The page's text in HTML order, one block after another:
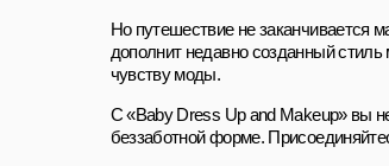
Но путешествие не заканчивается
дополнит недавно созданный
чувству моды.
С «Baby Dress Up and Makeup» вы
беззаботной форме.